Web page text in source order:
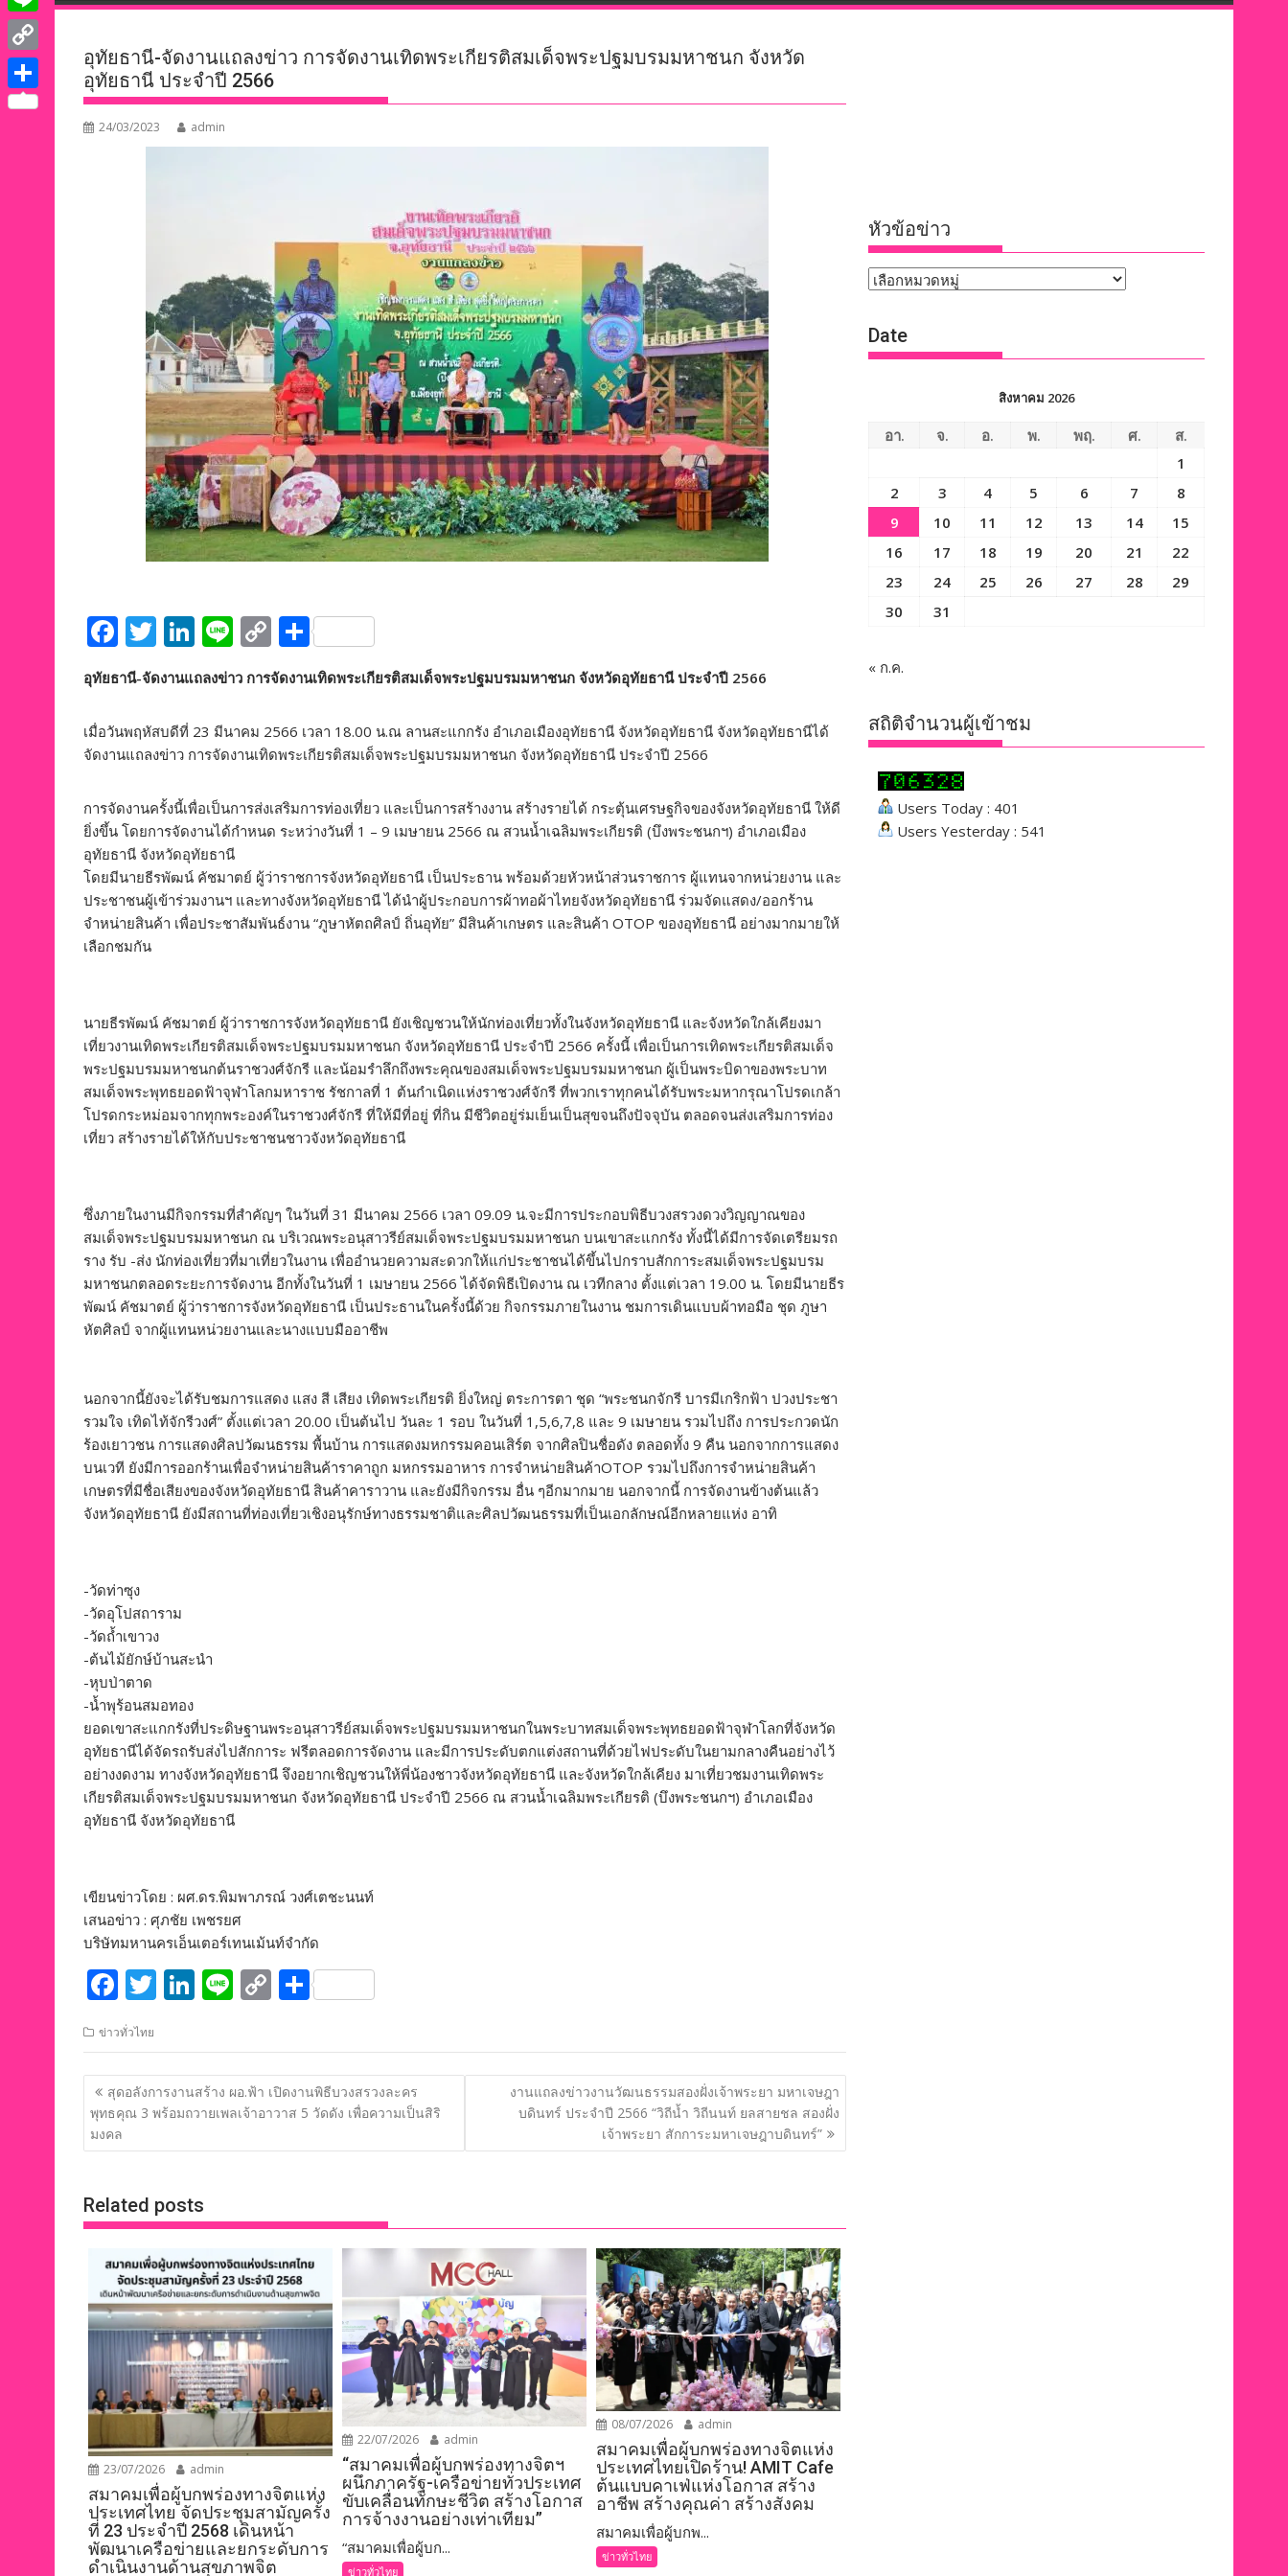
อุทัยธานี-จัดงานแถลงข่าว การจัดงานเทิดพระเกียรติสมเด็จพระปฐมบรมมหาชนก จังหวัด
อุทัยธานี ประจำปี 2566
24/03/2023 admin
F
ac
e
b
o
k
T
itt
er
Li
k
e
dI
Li
e
C
o
p
y
Li
k
S
h
ar
e
อุทัยธานี-จัดงานแถลงข่าว การจัดงานเทิดพระเกียรติสมเด็จพระปฐมบรมมหาชนก จังหวัดอุทัยธานี ประจำปี 2566
เมื่อวันพฤหัสบดีที่ 23 มีนาคม 2566 เวลา 18.00 น.ณ ลานสะแกกรัง อำเภอเมืองอุทัยธานี จังหวัดอุทัยธานี จังหวัดอุทัยธานีได้
จัดงานแถลงข่าว การจัดงานเทิดพระเกียรติสมเด็จพระปฐมบรมมหาชนก จังหวัดอุทัยธานี ประจำปี 2566
การจัดงานครั้งนี้เพื่อเป็นการส่งเสริมการท่องเที่ยว และเป็นการสร้างงาน สร้างรายได้ กระตุ้นเศรษฐกิจของจังหวัดอุทัยธานี ให้ดี
ยิ่งขึ้น โดยการจัดงานได้กำหนด ระหว่างวันที่ 1 – 9 เมษายน 2566 ณ สวนน้ำเฉลิมพระเกียรติ (บึงพระชนกฯ) อำเภอเมือง
อุทัยธานี จังหวัดอุทัยธานี
โดยมีนายธีรพัฒน์ คัชมาตย์ ผู้ว่าราชการจังหวัดอุทัยธานี เป็นประธาน พร้อมด้วยหัวหน้าส่วนราชการ ผู้แทนจากหน่วยงาน และ
ประชาชนผู้เข้าร่วมงานฯ และทางจังหวัดอุทัยธานี ได้นำผู้ประกอบการผ้าทอผ้าไทยจังหวัดอุทัยธานี ร่วมจัดแสดง/ออกร้าน
จำหน่ายสินค้า เพื่อประชาสัมพันธ์งาน “ภูษาหัตถศิลป์ ถิ่นอุทัย” มีสินค้าเกษตร และสินค้า OTOP ของอุทัยธานี อย่างมากมายให้
เลือกชมกัน
นายธีรพัฒน์ คัชมาตย์ ผู้ว่าราชการจังหวัดอุทัยธานี ยังเชิญชวนให้นักท่องเที่ยวทั้งในจังหวัดอุทัยธานี และจังหวัดใกล้เคียงมา
เที่ยวงานเทิดพระเกียรติสมเด็จพระปฐมบรมมหาชนก จังหวัดอุทัยธานี ประจำปี 2566 ครั้งนี้ เพื่อเป็นการเทิดพระเกียรติสมเด็จ
พระปฐมบรมมหาชนกต้นราชวงศ์จักรี และน้อมรำลึกถึงพระคุณของสมเด็จพระปฐมบรมมหาชนก ผู้เป็นพระบิดาของพระบาท
สมเด็จพระพุทธยอดฟ้าจุฬาโลกมหาราช รัชกาลที่ 1 ต้นกำเนิดแห่งราชวงศ์จักรี ที่พวกเราทุกคนได้รับพระมหากรุณาโปรดเกล้า
โปรดกระหม่อมจากทุกพระองค์ในราชวงศ์จักรี ที่ให้มีที่อยู่ ที่กิน มีชีวิตอยู่ร่มเย็นเป็นสุขจนถึงปัจจุบัน ตลอดจนส่งเสริมการท่อง
เที่ยว สร้างรายได้ให้กับประชาชนชาวจังหวัดอุทัยธานี
ซึ่งภายในงานมีกิจกรรมที่สำคัญๆ ในวันที่ 31 มีนาคม 2566 เวลา 09.09 น.จะมีการประกอบพิธีบวงสรวงดวงวิญญาณของ
สมเด็จพระปฐมบรมมหาชนก ณ บริเวณพระอนุสาวรีย์สมเด็จพระปฐมบรมมหาชนก บนเขาสะแกกรัง ทั้งนี้ได้มีการจัดเตรียมรถ
ราง รับ -ส่ง นักท่องเที่ยวที่มาเที่ยวในงาน เพื่ออำนวยความสะดวกให้แก่ประชาชนได้ขึ้นไปกราบสักการะสมเด็จพระปฐมบรม
มหาชนกตลอดระยะการจัดงาน อีกทั้งในวันที่ 1 เมษายน 2566 ได้จัดพิธีเปิดงาน ณ เวทีกลาง ตั้งแต่เวลา 19.00 น. โดยมีนายธีร
พัฒน์ คัชมาตย์ ผู้ว่าราชการจังหวัดอุทัยธานี เป็นประธานในครั้งนี้ด้วย กิจกรรมภายในงาน ชมการเดินแบบผ้าทอมือ ชุด ภูษา
หัตศิลป์ จากผู้แทนหน่วยงานและนางแบบมืออาชีพ
นอกจากนี้ยังจะได้รับชมการแสดง แสง สี เสียง เทิดพระเกียรติ ยิ่งใหญ่ ตระการตา ชุด “พระชนกจักรี บารมีเกริกฟ้า ปวงประชา
รวมใจ เทิดไท้จักรีวงศ์” ตั้งแต่เวลา 20.00 เป็นต้นไป วันละ 1 รอบ ในวันที่ 1,5,6,7,8 และ 9 เมษายน รวมไปถึง การประกวดนัก
ร้องเยาวชน การแสดงศิลปวัฒนธรรม พื้นบ้าน การแสดงมหกรรมคอนเสิร์ต จากศิลปินชื่อดัง ตลอดทั้ง 9 คืน นอกจากการแสดง
บนเวที ยังมีการออกร้านเพื่อจำหน่ายสินค้าราคาถูก มหกรรมอาหาร การจำหน่ายสินค้าOTOP รวมไปถึงการจำหน่ายสินค้า
เกษตรที่มีชื่อเสียงของจังหวัดอุทัยธานี สินค้าคาราวาน และยังมีกิจกรรม อื่น ๆอีกมากมาย นอกจากนี้ การจัดงานข้างต้นแล้ว
จังหวัดอุทัยธานี ยังมีสถานที่ท่องเที่ยวเชิงอนุรักษ์ทางธรรมชาติและศิลปวัฒนธรรมที่เป็นเอกลักษณ์อีกหลายแห่ง อาทิ
-วัดท่าซุง
-วัดอุโปสถาราม
-วัดถ้ำเขาวง
-ต้นไม้ยักษ์บ้านสะนำ
-หุบป่าตาด
-น้ำพุร้อนสมอทอง
ยอดเขาสะแกกรังที่ประดิษฐานพระอนุสาวรีย์สมเด็จพระปฐมบรมมหาชนกในพระบาทสมเด็จพระพุทธยอดฟ้าจุฬาโลกที่จังหวัด
อุทัยธานีได้จัดรถรับส่งไปสักการะ ฟรีตลอดการจัดงาน และมีการประดับตกแต่งสถานที่ด้วยไฟประดับในยามกลางคืนอย่างไว้
อย่างงดงาม ทางจังหวัดอุทัยธานี จึงอยากเชิญชวนให้พี่น้องชาวจังหวัดอุทัยธานี และจังหวัดใกล้เคียง มาเที่ยวชมงานเทิดพระ
เกียรติสมเด็จพระปฐมบรมมหาชนก จังหวัดอุทัยธานี ประจำปี 2566 ณ สวนน้ำเฉลิมพระเกียรติ (บึงพระชนกฯ) อำเภอเมือง
อุทัยธานี จังหวัดอุทัยธานี
เขียนข่าวโดย : ผศ.ดร.พิมพาภรณ์ วงศ์เตชะนนท์
เสนอข่าว : ศุภชัย เพชรยศ
บริษัทมหานครเอ็นเตอร์เทนเม้นท์จำกัด
F
ac
e
b
o
o
T
itt
er
Li
k
e
dI
Li
e
C
p
y
Li
S
ar
e
ข่าวทั่วไทย
แนะแนว
เรื่อง
สุดอลังการงานสร้าง ผอ.ฟ้า เปิดงานพิธีบวงสรวงละคร
พุทธคุณ 3 พร้อมถวายเพลเจ้าอาวาส 5 วัดดัง เพื่อความเป็นสิริ
มงคล
งานแถลงข่าวงานวัฒนธรรมสองฝั่งเจ้าพระยา มหาเจษฎา
บดินทร์ ประจำปี 2566 “วิถีน้ำ วิถีนนท์ ยลสายชล สองฝั่ง
เจ้าพระยา สักการะมหาเจษฎาบดินทร์”
Related posts
23/07/2026 admin
สมาคมเพื่อผู้บกพร่องทางจิตแห่ง
ประเทศไทย จัดประชุมสามัญครั้ง
ที่ 23 ประจำปี 2568 เดินหน้า
พัฒนาเครือข่ายและยกระดับการ
ดำเนินงานด้านสุขภาพจิต
22/07/2026 admin
“สมาคมเพื่อผู้บกพร่องทางจิตฯ
ผนึกภาครัฐ-เครือข่ายทั่วประเทศ
ขับเคลื่อนทักษะชีวิต สร้างโอกาส
การจ้างงานอย่างเท่าเทียม”
“สมาคมเพื่อผู้บก...
ข่าวทั่วไทย
08/07/2026 admin
สมาคมเพื่อผู้บกพร่องทางจิตแห่ง
ประเทศไทยเปิดร้าน! AMIT Cafe
ต้นแบบคาเฟ่แห่งโอกาส สร้าง
อาชีพ สร้างคุณค่า สร้างสังคม
สมาคมเพื่อผู้บกพ...
ข่าวทั่วไทย
หัวข้อข่าว
หัวข้อ
Date
สิงหาคม 2026
อา. จ. อ. พ. พฤ. ศ.
ส.
1
2
3 4 5 6 7
8
9
10 11 12 13 14
15
16
17 18 19 20 21
22
23
24 25 26 27 28
29
30
31
« ก.ค.
สถิติจำนวนผู้เข้าชม
Users Today : 401
Users Yesterday : 541
e
b
o
o
i
t
e
i
n
k
e
L
i
n
C
o
S